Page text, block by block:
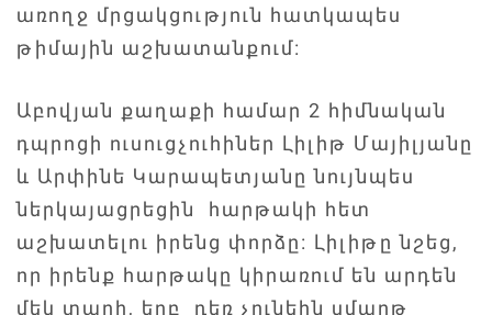
առողջ մրցակցություն հատկապես
թիմային աշխատանքում:
Աբովյան քաղաքի համար 2 հիմնական
դպրոցի ուսուցչուհիներ Լիլիթ Մայիլյանը
և Արփինե Կարապետյանը նույնպես
ներկայացրեցին հարթակի հետ
աշխատելու իրենց փորձը: Լիլիթը նշեց,
որ իրենք հարթակը կիրառում են արդեն
մեկ տարի, երբ դեռ չունեին սմարթ